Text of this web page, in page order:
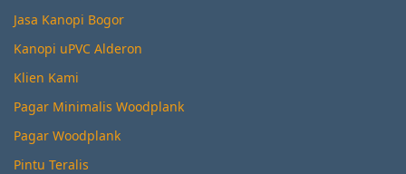
Jasa Kanopi Bogor
Kanopi uPVC Alderon
Klien Kami
Pagar Minimalis Woodplank
Pagar Woodplank
Pintu Teralis